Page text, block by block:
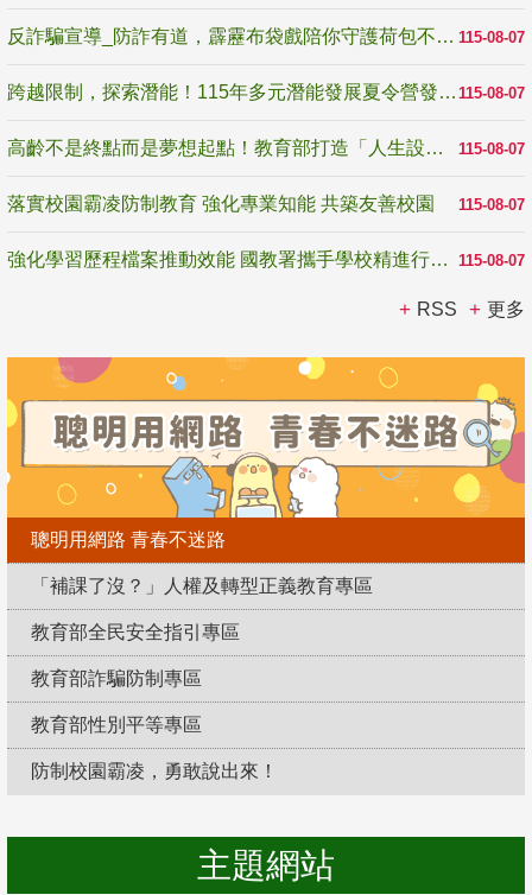
115-08-07
反詐騙宣導_防詐有道，霹靂布袋戲陪你守護荷包不受騙
115-08-07
跨越限制，探索潛能！115年多元潛能發展夏令營發掘生命無限可能
115-08-07
高齡不是終點而是夢想起點！教育部打造「人生設計夢工場」 參展第3屆高齡健康產業博覽會
115-08-07
落實校園霸凌防制教育 強化專業知能 共築友善校園
115-08-07
強化學習歷程檔案推動效能 國教署攜手學校精進行政與教學支持
RSS 更多
聰明用網路 青春不迷路
「補課了沒？」人權及轉型正義教育專區
教育部全民安全指引專區
教育部詐騙防制專區
教育部性別平等專區
防制校園霸凌，勇敢說出來！
主題網站